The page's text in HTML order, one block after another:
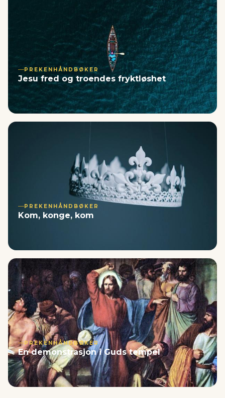
PREKENHÅNDBØKER
Jesu fred og troendes fryktløshet
PREKENHÅNDBØKER
Kom, konge, kom
PREKENHÅNDBØKER
En demonstrasjon i Guds tempel